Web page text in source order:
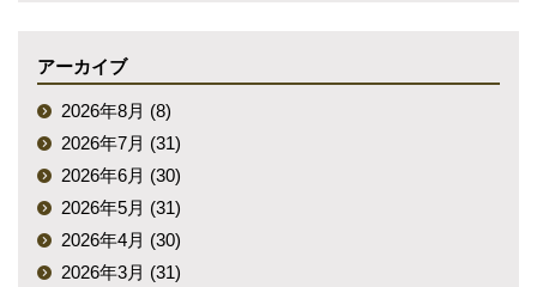
アーカイブ
2026年8月 (8)
2026年7月 (31)
2026年6月 (30)
2026年5月 (31)
2026年4月 (30)
2026年3月 (31)